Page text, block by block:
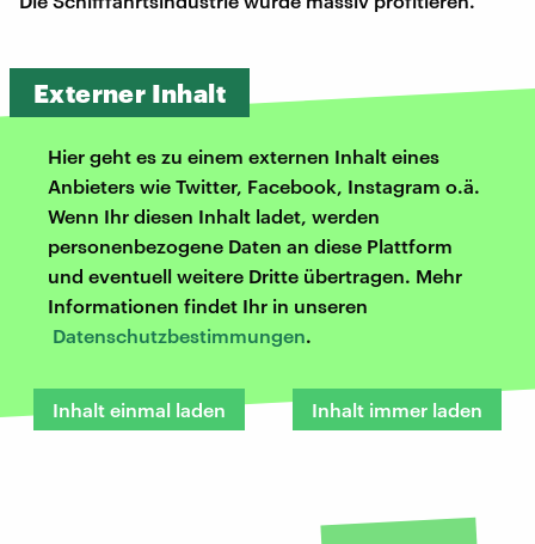
Externer Inhalt
Hier geht es zu einem externen Inhalt eines
Anbieters wie Twitter, Facebook, Instagram o.ä.
Wenn Ihr diesen Inhalt ladet, werden
personenbezogene Daten an diese Plattform
und eventuell weitere Dritte übertragen. Mehr
Informationen findet Ihr in unseren
Datenschutzbestimmungen.
Inhalt einmal laden Inhalt immer laden